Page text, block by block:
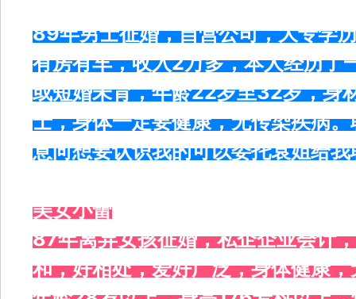
89年男士征婚，自营公司，大专学
有房有车，收入2万多，本人经历了
或短婚未育，年龄22岁至32岁，身
士，身体一定要健康，无传染疾病
意向想要认识我的可以委托袁姐给我
美女小蕾
87年离异女孩征婚，私企企业会计
和，好相处，爱好广泛，身体健康